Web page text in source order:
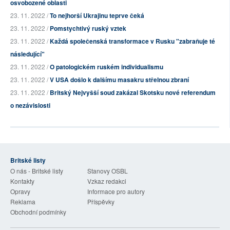
osvobozené oblasti
23. 11. 2022 /To nejhorší Ukrajinu teprve čeká
23. 11. 2022 /Pomstychtivý ruský vztek
23. 11. 2022 /Každá společenská transformace v Rusku "zabraňuje té
následující"
23. 11. 2022 /O patologickém ruském individualismu
23. 11. 2022 /V USA došlo k dalšímu masakru střelnou zbraní
23. 11. 2022 /Britský Nejvyšší soud zakázal Skotsku nové referendum
o nezávislosti
Britské listy
O nás - Britské listy
Stanovy OSBL
Kontakty
Vzkaz redakci
Opravy
Informace pro autory
Reklama
Příspěvky
Obchodní podmínky